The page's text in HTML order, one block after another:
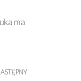
ma
Następny